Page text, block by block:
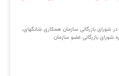
بازرگانی سازمان همکاری شانگهای،
بازرگانی عضو سازمان